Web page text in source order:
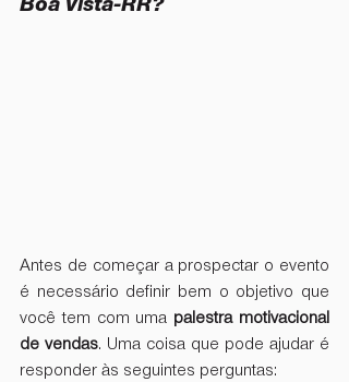
Boa Vista-RR?
Antes de começar a prospectar o evento
é necessário definir bem o objetivo que
você tem com uma palestra motivacional
de vendas. Uma coisa que pode ajudar é
responder às seguintes perguntas: